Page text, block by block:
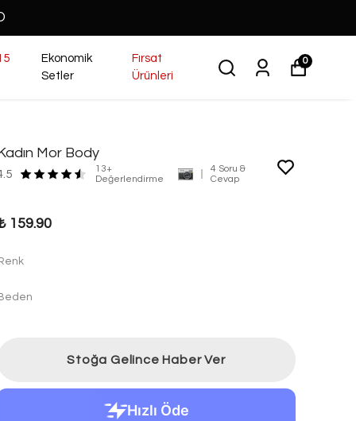
Ekonomik
Setler
Fırsat
Ürünleri
0
Mor Body
13+
Değerlendirme
4 Soru &
Cevap
159.90
Stoğa Gelince Haber Ver